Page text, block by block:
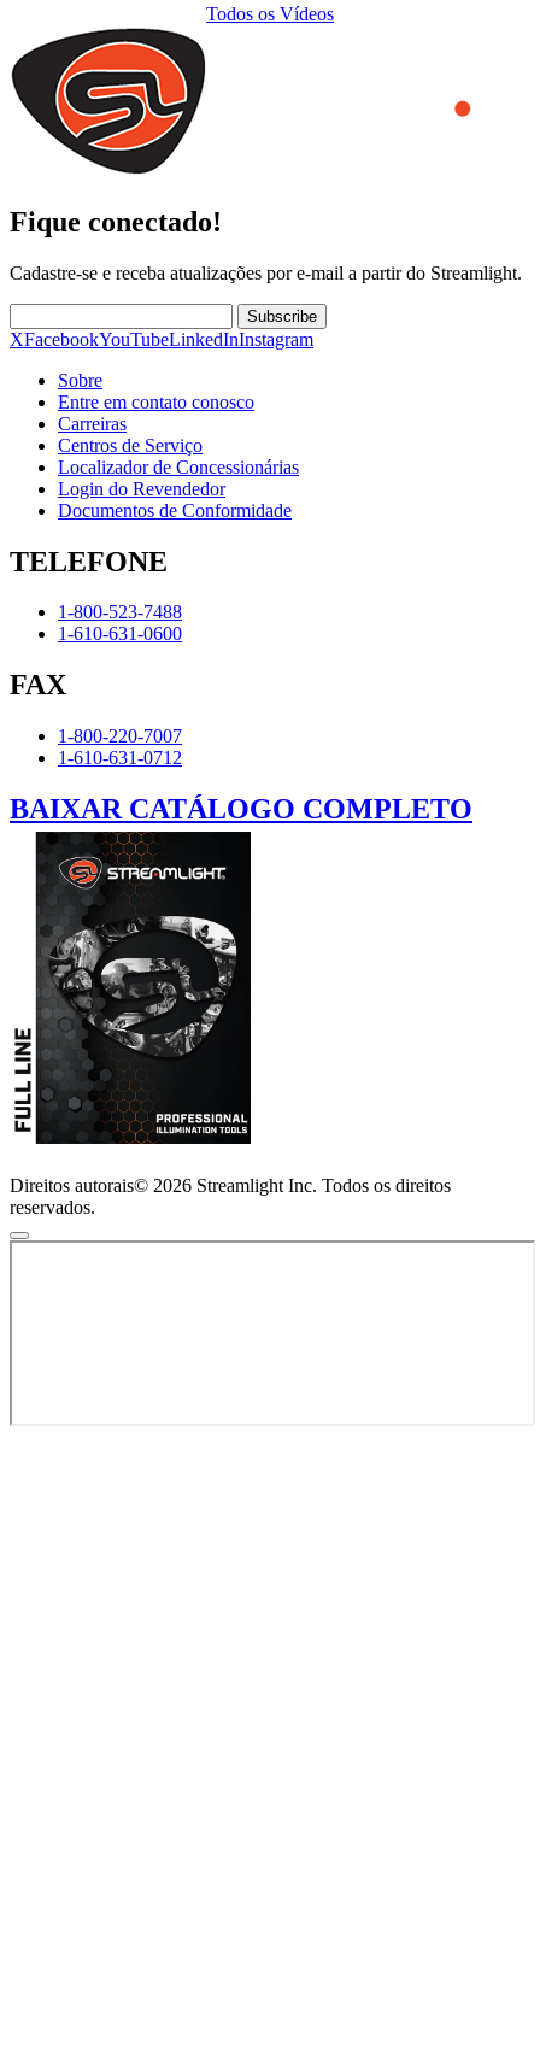
Todos os Vídeos
Fique conectado!
Cadastre-se e receba atualizações por e-mail a partir do Streamlight.
Subscribe
XFacebookYouTubeLinkedInInstagram
Sobre
Entre em contato conosco
Carreiras
Centros de Serviço
Localizador de Concessionárias
Login do Revendedor
Documentos de Conformidade
TELEFONE
1-800-523-7488
1-610-631-0600
FAX
1-800-220-7007
1-610-631-0712
BAIXAR CATÁLOGO COMPLETO
Direitos autorais© 2026 Streamlight Inc. Todos os direitos
reservados.